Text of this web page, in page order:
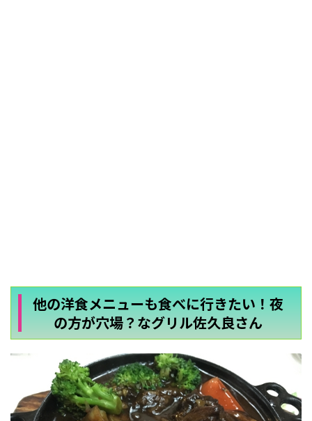
他の洋食メニューも食べに行きたい！夜
の方が穴場？なグリル佐久良さん